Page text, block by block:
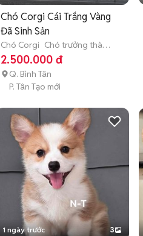
Chó Corgi Cái Trắng Vàng
Đã Sinh Sản
Chó Corgi Chó trưởng thành
(hơn 1 tuổi)
2.500.000 đ
Q. Bình Tân
P. Tân Tạo mới
1 ngày trước 3